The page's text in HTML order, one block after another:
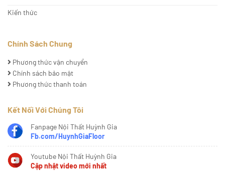
Kiến thức
Chính Sách Chung
Phương thức vận chuyển
Chính sách bảo mật
Phương thức thanh toán
Kết Nối Với Chúng Tôi
Fanpage Nội Thất Huỳnh Gia
Fb.com/HuynhGiaFloor
Youtube Nội Thất Huỳnh Gia
Cập nhật video mới nhất